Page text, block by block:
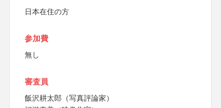
日本在住の方
参加費
無し
審査員
飯沢耕太郎（写真評論家）